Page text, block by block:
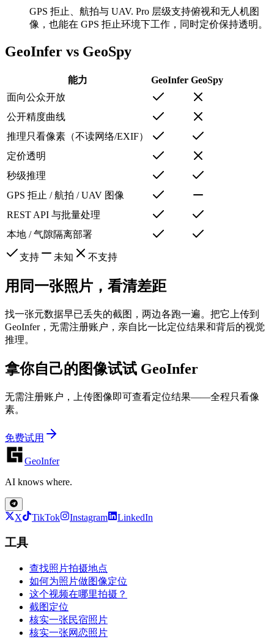
GPS 拒止、航拍与 UAV. Pro 层级支持俯视和无人机图
像，也能在 GPS 拒止环境下工作，同时定价保持透明。
GeoInfer vs GeoSpy
能力 GeoInfer GeoSpy
面向公众开放
公开精度曲线
推理只看像素（不读网络/EXIF）
定价透明
秒级推理
GPS 拒止 / 航拍 / UAV 图像
REST API 与批量处理
本地 / 气隙隔离部署
支持 未知 不支持
用同一张照片，看清差距
找一张元数据早已丢失的截图，两边各跑一遍。把它上传到
GeoInfer，无需注册账户，亲自比一比定位结果和背后的视觉
推理。
拿你自己的图像试试 GeoInfer
无需注册账户，上传图像即可查看定位结果——全程只看像
素。
免费试用
GeoInfer
AI knows where.
X TikTok Instagram LinkedIn
工具
查找照片拍摄地点
如何为照片做图像定位
这个视频在哪里拍摄？
截图定位
核实一张民宿照片
核实一张网恋照片